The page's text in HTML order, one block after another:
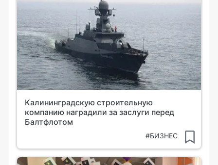
Калининградскую строительную
компанию наградили за заслуги перед
Балтфлотом
#БИЗНЕС